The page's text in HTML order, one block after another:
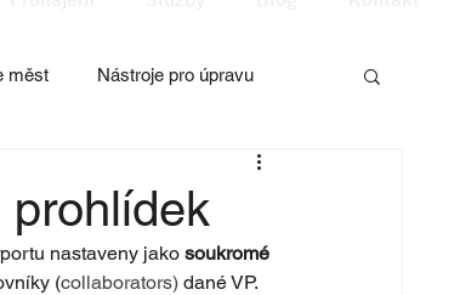
měst Nástroje pro úpravu
prohlídek
nastaveny jako soukromé
(collaborators) dané VP.